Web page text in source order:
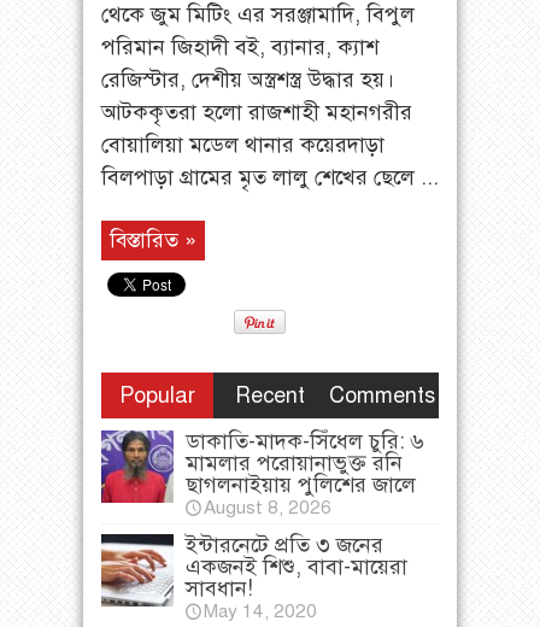
থেকে জুম মিটিং এর সরঞ্জামাদি, বিপুল
পরিমান জিহাদী বই, ব্যানার, ক্যাশ
রেজিস্টার, দেশীয় অস্ত্রশস্ত্র উদ্ধার হয়।
আটককৃতরা হলো রাজশাহী মহানগরীর
বোয়ালিয়া মডেল থানার কয়েরদাড়া
বিলপাড়া গ্রামের মৃত লালু শেখের ছেলে ...
বিস্তারিত »
Popular Recent
Comments
ডাকাতি-মাদক-সিঁধেল চুরি: ৬
মামলার পরোয়ানাভুক্ত রনি
ছাগলনাইয়ায় পুলিশের জালে
August 8, 2026
ইন্টারনেটে প্রতি ৩ জনের
একজনই শিশু, বাবা-মায়েরা
সাবধান!
May 14, 2020